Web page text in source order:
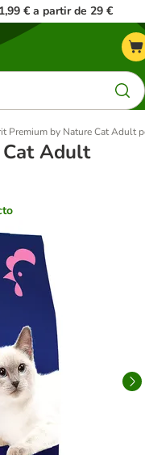
€ a partir de 29 €
Premium by Nature Cat Adult
Adult